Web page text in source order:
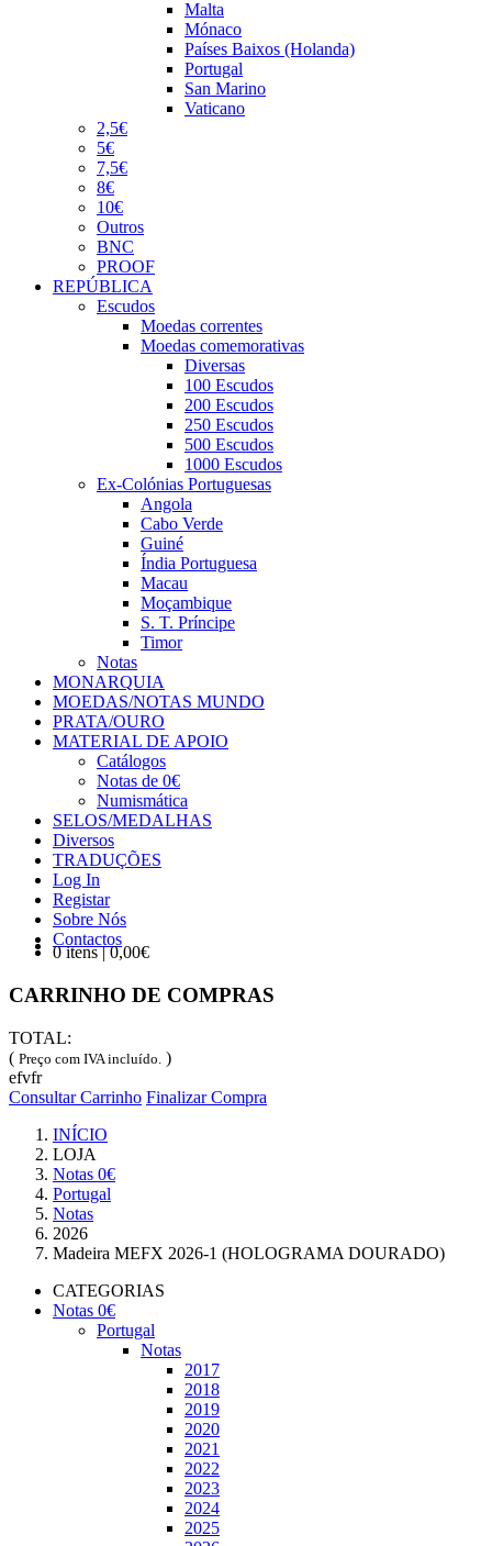
Malta
Mónaco
Países Baixos (Holanda)
Portugal
San Marino
Vaticano
2,5€
5€
7,5€
8€
10€
Outros
BNC
PROOF
REPÚBLICA
Escudos
Moedas correntes
Moedas comemorativas
Diversas
100 Escudos
200 Escudos
250 Escudos
500 Escudos
1000 Escudos
Ex-Colónias Portuguesas
Angola
Cabo Verde
Guiné
Índia Portuguesa
Macau
Moçambique
S. T. Príncipe
Timor
Notas
MONARQUIA
MOEDAS/NOTAS MUNDO
PRATA/OURO
MATERIAL DE APOIO
Catálogos
Notas de 0€
Numismática
SELOS/MEDALHAS
Diversos
TRADUÇÕES
Log In
Registar
Sobre Nós
Contactos
0 itens | 0,00€
CARRINHO DE COMPRAS
TOTAL:
( Preço com IVA incluído. )
efvfr
Consultar Carrinho Finalizar Compra
INÍCIO
LOJA
Notas 0€
Portugal
Notas
2026
Madeira MEFX 2026-1 (HOLOGRAMA DOURADO)
CATEGORIAS
Notas 0€
Portugal
Notas
2017
2018
2019
2020
2021
2022
2023
2024
2025